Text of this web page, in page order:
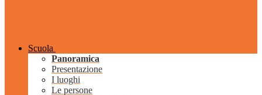
Scuola
Panoramica
Presentazione
I luoghi
Le persone